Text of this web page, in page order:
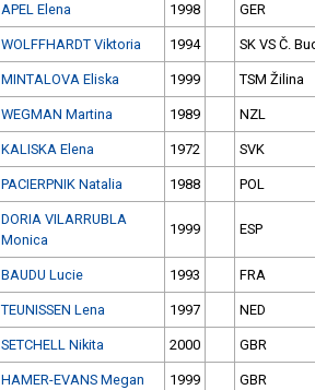
APEL Elena 1998 GER
WOLFFHARDT Viktoria 1994 SK VS Č.
MINTALOVA Eliska 1999 TSM Žilina
WEGMAN Martina 1989 NZL
KALISKA Elena 1972 SVK
PACIERPNIK Natalia 1988 POL
DORIA VILARRUBLA
Monica
1999 ESP
BAUDU Lucie 1993 FRA
TEUNISSEN Lena 1997 NED
SETCHELL Nikita 2000 GBR
HAMER-EVANS Megan 1999 GBR